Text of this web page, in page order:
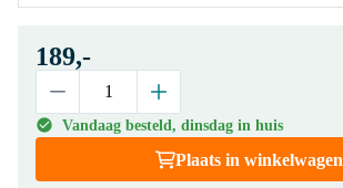
189,-
Vandaag besteld, dinsdag in huis
Plaats in winkelwagen